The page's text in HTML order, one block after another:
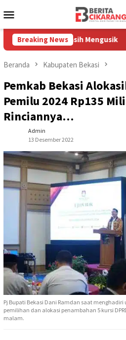
ke
Mobile
Breaking News
Masih Mengusik
Beranda Kabupaten Bekasi
Pemkab Bekasi
Pemilu 2024 Rp135
Rinciannya…
Admin
13 Desember 2022
Pj Bupati Bekasi Dani Ramdan saat
pemilihan dan alokasi penambahan 5 kursi
malam.